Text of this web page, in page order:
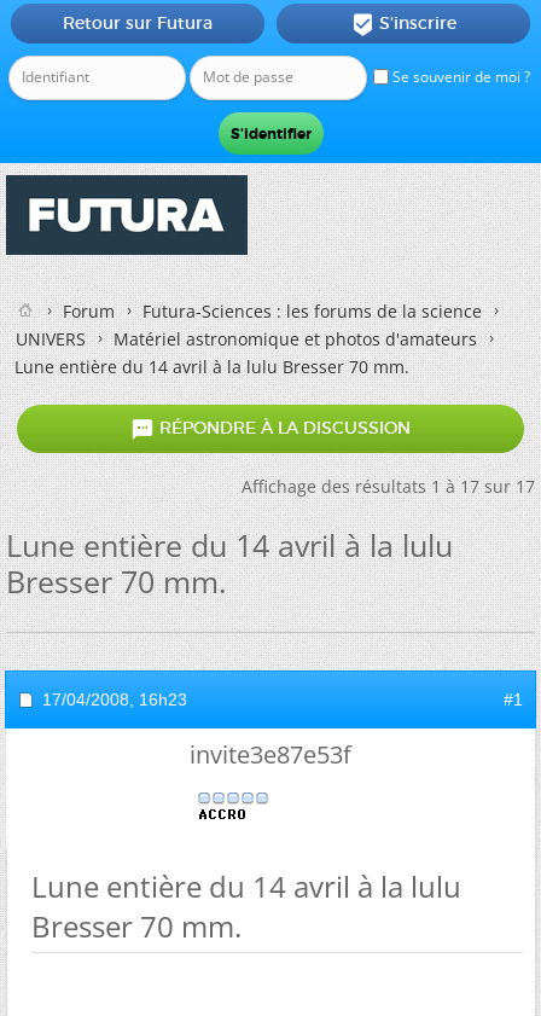
Se souvenir de moi ?
Retour sur Futura  S'inscrire
Forum
Futura-Sciences : les forums de la science
UNIVERS
Matériel astronomique et photos d'amateurs
Lune entière du 14 avril à la lulu Bresser 70 mm.
 RÉPONDRE À LA DISCUSSION
Affichage des résultats 1 à 17 sur 17
Lune entière du 14 avril à la lulu
Bresser 70 mm.
17/04/2008, 16h23 #1
invite3e87e53f
Lune entière du 14 avril à la lulu
Bresser 70 mm.